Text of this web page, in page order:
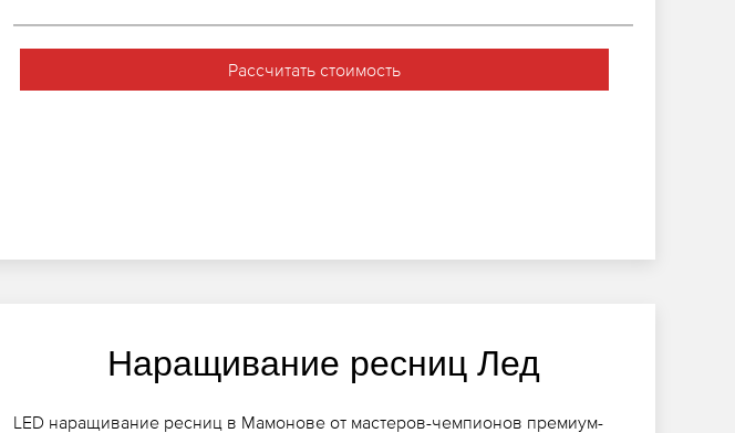
Рассчитать стоимость
Наращивание ресниц Лед
LED наращивание ресниц в Мамонове от мастеров-чемпионов премиум-